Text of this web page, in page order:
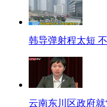
韩导弹射程太短
云南东川区政府